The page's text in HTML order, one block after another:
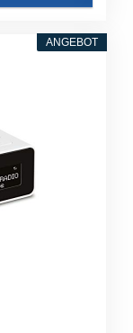
ANGEBOT